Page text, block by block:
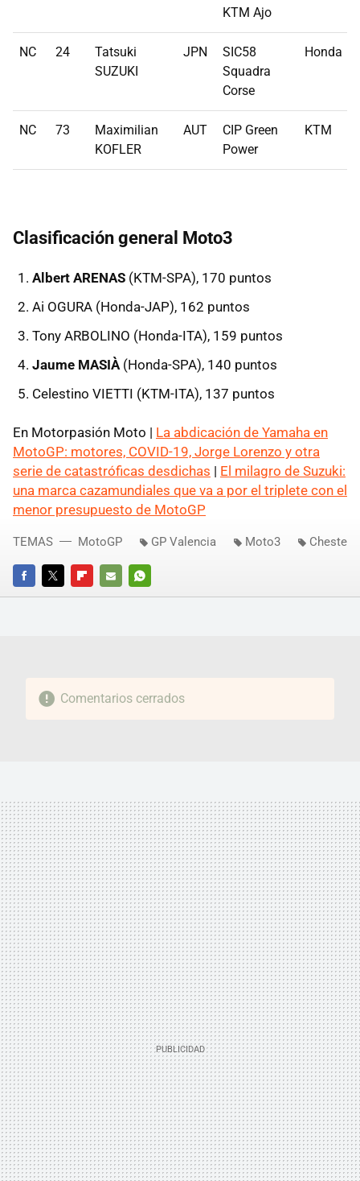
KTM Ajo
NC 24
Tatsuki
SUZUKI
JPN
SIC58
Squadra
Corse
Honda
NC 73
Maximilian
KOFLER
AUT
CIP Green
Power
KTM
Clasificación general Moto3
Albert ARENAS (KTM-SPA), 170 puntos
Ai OGURA (Honda-JAP), 162 puntos
Tony ARBOLINO (Honda-ITA), 159 puntos
Jaume MASIÀ (Honda-SPA), 140 puntos
Celestino VIETTI (KTM-ITA), 137 puntos
En Motorpasión Moto | La abdicación de Yamaha en
MotoGP: motores, COVID-19, Jorge Lorenzo y otra
serie de catastróficas desdichas | El milagro de Suzuki:
una marca cazamundiales que va a por el triplete con el
menor presupuesto de MotoGP
FACEBOOKTWITTERFLIPBOARD
E-
WHATSAPP
TEMAS MotoGP GP Valencia Moto3 Cheste
Comentarios cerrados